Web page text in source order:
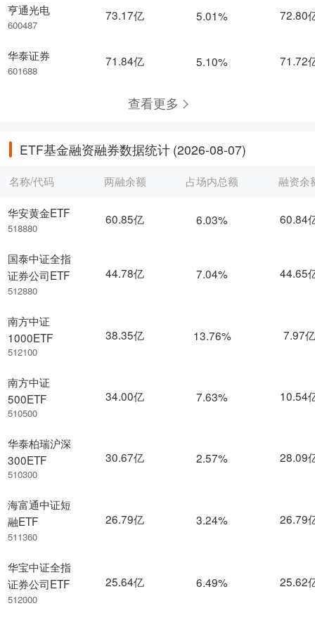
亨通光电
600487
华泰证券
601688
73.17亿 5.01% 72.80
71.84亿 5.10% 71.72
查看更多
ETF基金融资融券数据统计 (2026-08-07)
名称/代码
华安黄金ETF
518880
国泰中证全指
证券公司ETF
512880
南方中证
1000ETF
512100
南方中证
500ETF
510500
华泰柏瑞沪深
300ETF
510300
海富通中证短
融ETF
511360
华宝中证全指
证券公司ETF
512000
两融余额 占场内总额 融资余
60.85亿 6.03% 60.84
44.78亿 7.04% 44.65
38.35亿 13.76% 7.97亿
34.00亿 7.63% 10.54
30.67亿 2.57% 28.09
26.79亿 3.24% 26.79
25.64亿 6.49% 25.62